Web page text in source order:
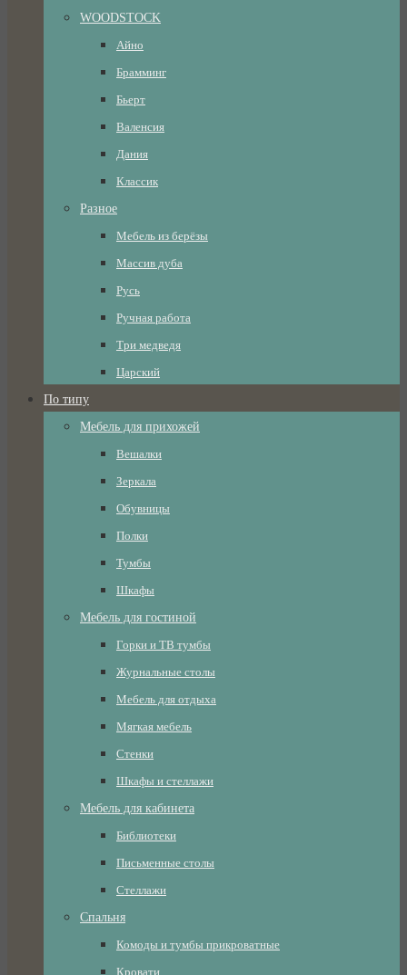
WOODSTOCK
Айно
Брамминг
Бьерт
Валенсия
Дания
Классик
Разное
Мебель из берёзы
Массив дуба
Русь
Ручная работа
Три медведя
Царский
По типу
Мебель для прихожей
Вешалки
Зеркала
Обувницы
Полки
Тумбы
Шкафы
Мебель для гостиной
Горки и ТВ тумбы
Журнальные столы
Мебель для отдыха
Мягкая мебель
Стенки
Шкафы и стеллажи
Мебель для кабинета
Библиотеки
Письменные столы
Стеллажи
Спальня
Комоды и тумбы прикроватные
Кровати